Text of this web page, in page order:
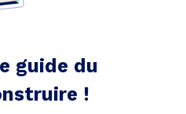
guide du
!